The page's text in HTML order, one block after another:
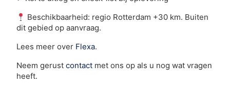
Beschikbaarheid: regio Rotterdam +30 km. Buiten
dit gebied op aanvraag.
Lees meer over Flexa.
Neem gerust contact met ons op als u nog wat vragen
heeft.